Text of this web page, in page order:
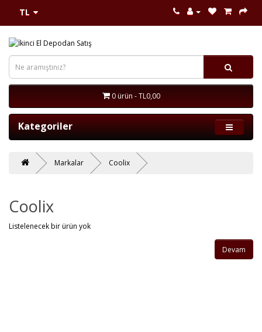
TL
0 ürün - TL0,00
Kategoriler
Markalar Coolix
Coolix
Listelenecek bir ürün yok
Devam